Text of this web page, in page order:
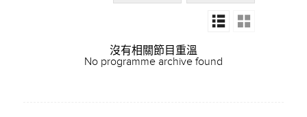
沒有相關節目重溫
No programme archive found